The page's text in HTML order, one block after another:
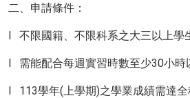
二、申請條件：
l 不限國籍、不限科系之大三以上學
l 需能配合每週實習時數至少30小時
l 113學年(上學期)之學業成績需達全